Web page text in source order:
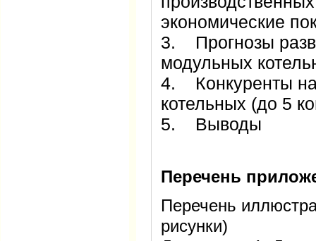
экономические
3. Прогнозы
модульных
4. Конкуренты
котельных (до 5
5. Выводы
Перечень
Перечень
рисунки)